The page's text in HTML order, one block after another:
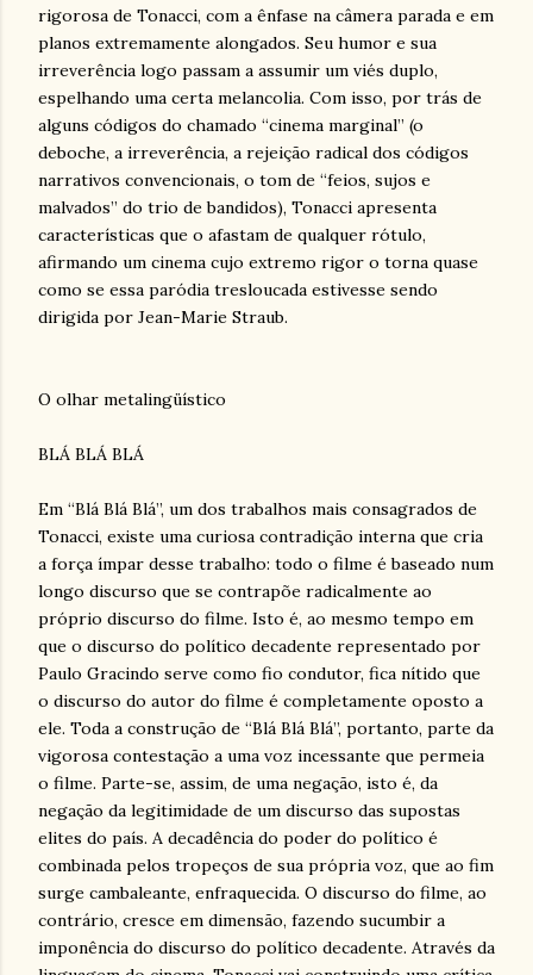
rigorosa de Tonacci, com a ênfase na câmera parada e em
planos extremamente alongados. Seu humor e sua
irreverência logo passam a assumir um viés duplo,
espelhando uma certa melancolia. Com isso, por trás de
alguns códigos do chamado “cinema marginal” (o
deboche, a irreverência, a rejeição radical dos códigos
narrativos convencionais, o tom de “feios, sujos e
malvados” do trio de bandidos), Tonacci apresenta
características que o afastam de qualquer rótulo,
afirmando um cinema cujo extremo rigor o torna quase
como se essa paródia tresloucada estivesse sendo
dirigida por Jean-Marie Straub.
O olhar metalingüístico
BLÁ BLÁ BLÁ
Em “Blá Blá Blá”, um dos trabalhos mais consagrados de
Tonacci, existe uma curiosa contradição interna que cria
a força ímpar desse trabalho: todo o filme é baseado num
longo discurso que se contrapõe radicalmente ao
próprio discurso do filme. Isto é, ao mesmo tempo em
que o discurso do político decadente representado por
Paulo Gracindo serve como fio condutor, fica nítido que
o discurso do autor do filme é completamente oposto a
ele. Toda a construção de “Blá Blá Blá”, portanto, parte da
vigorosa contestação a uma voz incessante que permeia
o filme. Parte-se, assim, de uma negação, isto é, da
negação da legitimidade de um discurso das supostas
elites do país. A decadência do poder do político é
combinada pelos tropeços de sua própria voz, que ao fim
surge cambaleante, enfraquecida. O discurso do filme, ao
contrário, cresce em dimensão, fazendo sucumbir a
imponência do discurso do político decadente. Através da